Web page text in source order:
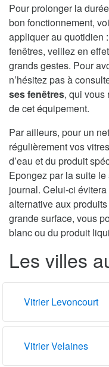
Pour prolonger la
bon fonctionnement,
appliquer au quotidien
fenêtres, veillez en
grands gestes. Pour
n’hésitez pas à
ses fenêtres, qui vous
de cet équipement.
Par ailleurs, pour un
régulièrement vos
d’eau et du produit
Epongez par la suite le
journal. Celui-ci
alternative aux
grande surface, vous
blanc ou du produit
Les villes
Vitrier Levoncourt
Vitrier Velaines